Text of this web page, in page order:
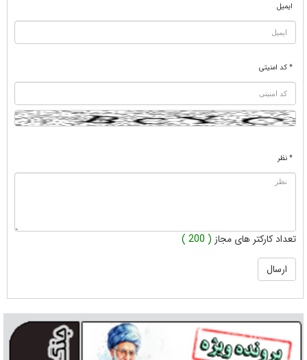
ایمیل
* کد امنیتی
* نظر
تعداد کارکتر های مجاز ( 200 )